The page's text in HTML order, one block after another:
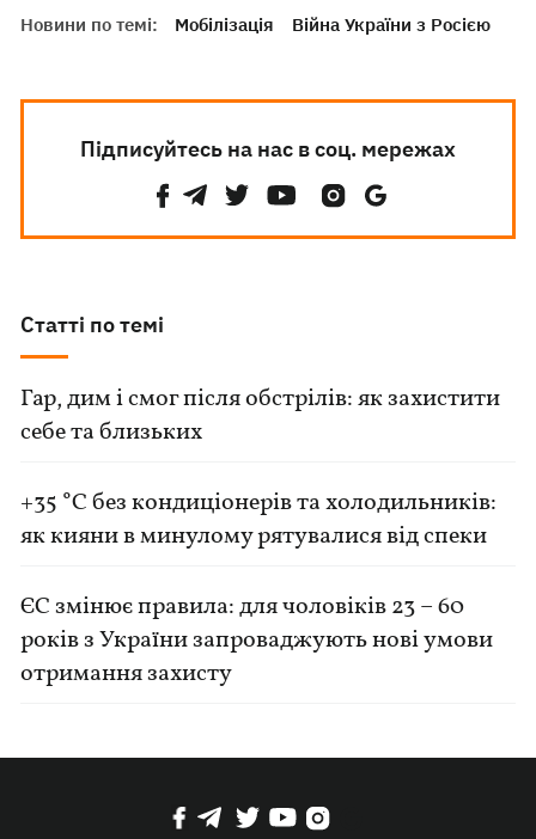
Новини по темі: Мобілізація Війна України з Росією
Підписуйтесь на нас в соц. мережах
Статті по темі
Гар, дим і смог після обстрілів: як захистити
себе та близьких
+35 °C без кондиціонерів та холодильників:
як кияни в минулому рятувалися від спеки
ЄС змінює правила: для чоловіків 23 – 60
років з України запроваджують нові умови
отримання захисту